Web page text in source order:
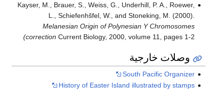
Kayser, M., Brauer, S., Weiss, G., Underhill, P. A., Roewer,
L., Schiefenhšfel, W., and Stoneking, M. (2000).
Melanesian Origin of Polynesian Y Chromosomes
(correction Current Biology, 2000, volume 11, pages 1-2
وصلات خارجية
South Pacific Organizer
History of Easter Island illustrated by stamps